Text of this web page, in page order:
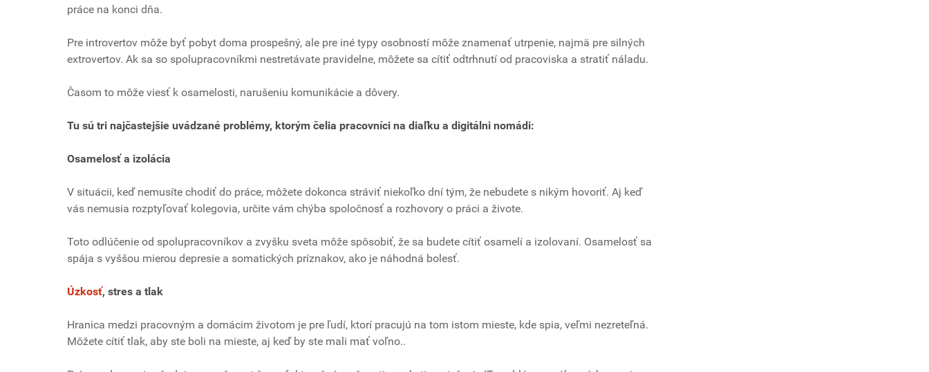
práce na konci dňa.
Pre introvertov môže byť pobyt doma prospešný, ale pre iné typy osobností môže znamenať utrpenie, najmä pre silných
extrovertov. Ak sa so spolupracovníkmi nestretávate pravidelne, môžete sa cítiť odtrhnutí od pracoviska a stratiť náladu.
Časom to môže viesť k osamelosti, narušeniu komunikácie a dôvery.
Tu sú tri najčastejšie uvádzané problémy, ktorým čelia pracovníci na diaľku a digitálni nomádi:
Osamelosť a izolácia
V situácii, keď nemusíte chodiť do práce, môžete dokonca stráviť niekoľko dní tým, že nebudete s nikým hovoriť. Aj keď
vás nemusia rozptyľovať kolegovia, určite vám chýba spoločnosť a rozhovory o práci a živote.
Toto odlúčenie od spolupracovníkov a zvyšku sveta môže spôsobiť, že sa budete cítiť osamelí a izolovaní. Osamelosť sa
spája s vyššou mierou depresie a somatických príznakov, ako je náhodná bolesť.
Úzkosť, stres a tlak
Hranica medzi pracovným a domácim životom je pre ľudí, ktorí pracujú na tom istom mieste, kde spia, veľmi nezreteľná.
Môžete cítiť tlak, aby ste boli na mieste, aj keď by ste mali mať voľno..